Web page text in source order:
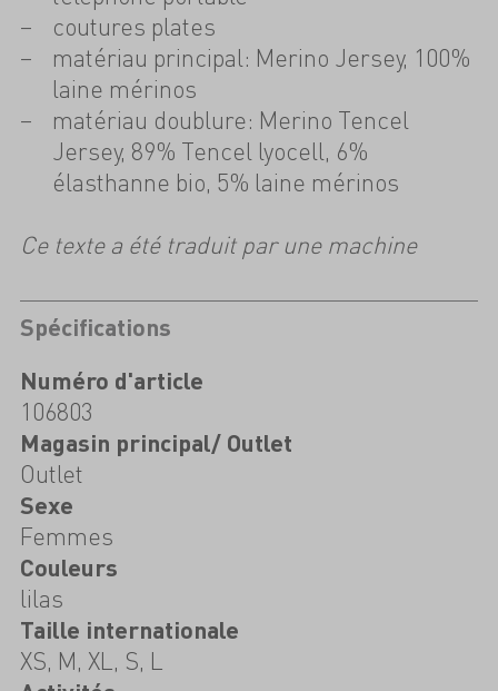
coutures plates
matériau principal: Merino Jersey, 100%
laine mérinos
matériau doublure: Merino Tencel
Jersey, 89% Tencel lyocell, 6%
élasthanne bio, 5% laine mérinos
Ce texte a été traduit par une machine
Spécifications
Numéro d'article
106803
Magasin principal/ Outlet
Outlet
Sexe
Femmes
Couleurs
lilas
Taille internationale
XS, M, XL, S, L